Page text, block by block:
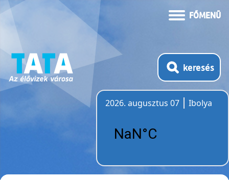
FŐMENÜ
keresés
2026. augusztus 07
Ibolya